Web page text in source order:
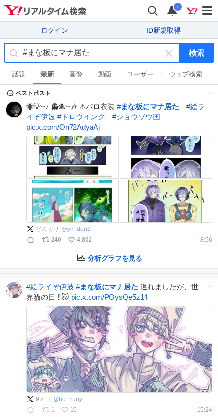
i
ログイン ID新規取得
キ
ー
ワ
ド
す
検索
話題 最新 画像 動画 ユーザー ウェブ検索
ベストポスト
🐝💡~♪ 👻🐙~🎶 ⚠︎パロ衣装 #まな板にマナ居た #絵ラ
イぞ伊波 #ドロウイング #ショウゾウ画
pic.x.com/On72AdyaAj
どんぐり @yh_don8
240
4,802 8:56
分析グラフを見る
#絵ライぞ伊波 #まな板にマナ居た 遅れましたが、世
界猫の日 ‼️😽 pic.x.com/POysQe5z14
9ㅅㄱ @ hu_huuy
1
10 15:24